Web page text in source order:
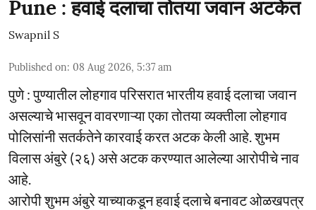
Pune : हवाई दलाचा तोतया जवान अटकेत
Swapnil S
Published on: 08 Aug 2026, 5:37 am
पुणे : पुण्यातील लोहगाव परिसरात भारतीय हवाई दलाचा जवान
असल्याचे भासवून वावरणाऱ्या एका तोतया व्यक्तीला लोहगाव
पोलिसांनी सतर्कतेने कारवाई करत अटक केली आहे. शुभम
विलास अंबुरे (२६) असे अटक करण्यात आलेल्या आरोपीचे नाव
आहे.
आरोपी शुभम अंबुरे याच्याकडून हवाई दलाचे बनावट ओळखपत्र